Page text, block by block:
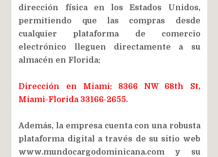
dirección física en los Estados Unidos,
permitiendo que las compras desde
cualquier plataforma de comercio
electrónico lleguen directamente a su
almacén en Florida:
Dirección en Miami: 8366 NW 68th St,
Miami-Florida 33166-2655.
Además, la empresa cuenta con una robusta
plataforma digital a través de su sitio web
www.mundocargodominicana.com y su